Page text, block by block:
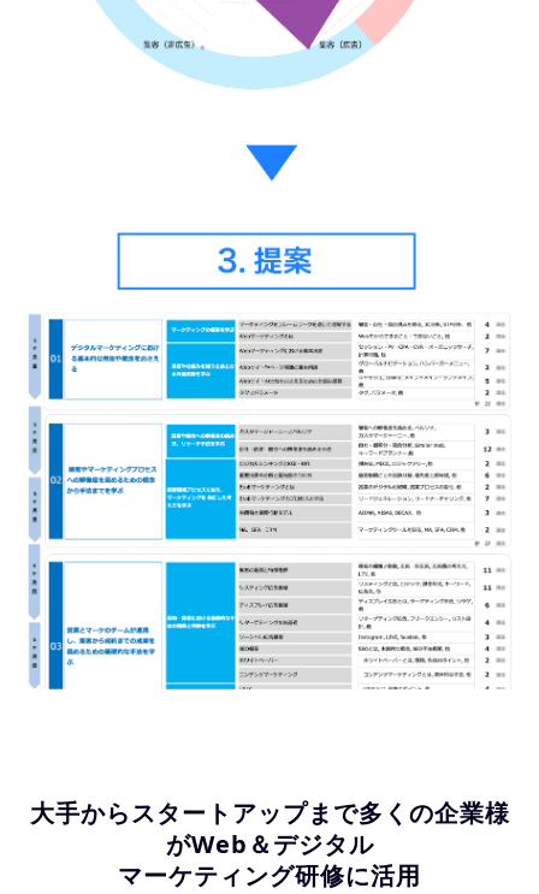
大手からスタートアップまで多くの企業様
がWeb＆デジタル
マーケティング研修に活用